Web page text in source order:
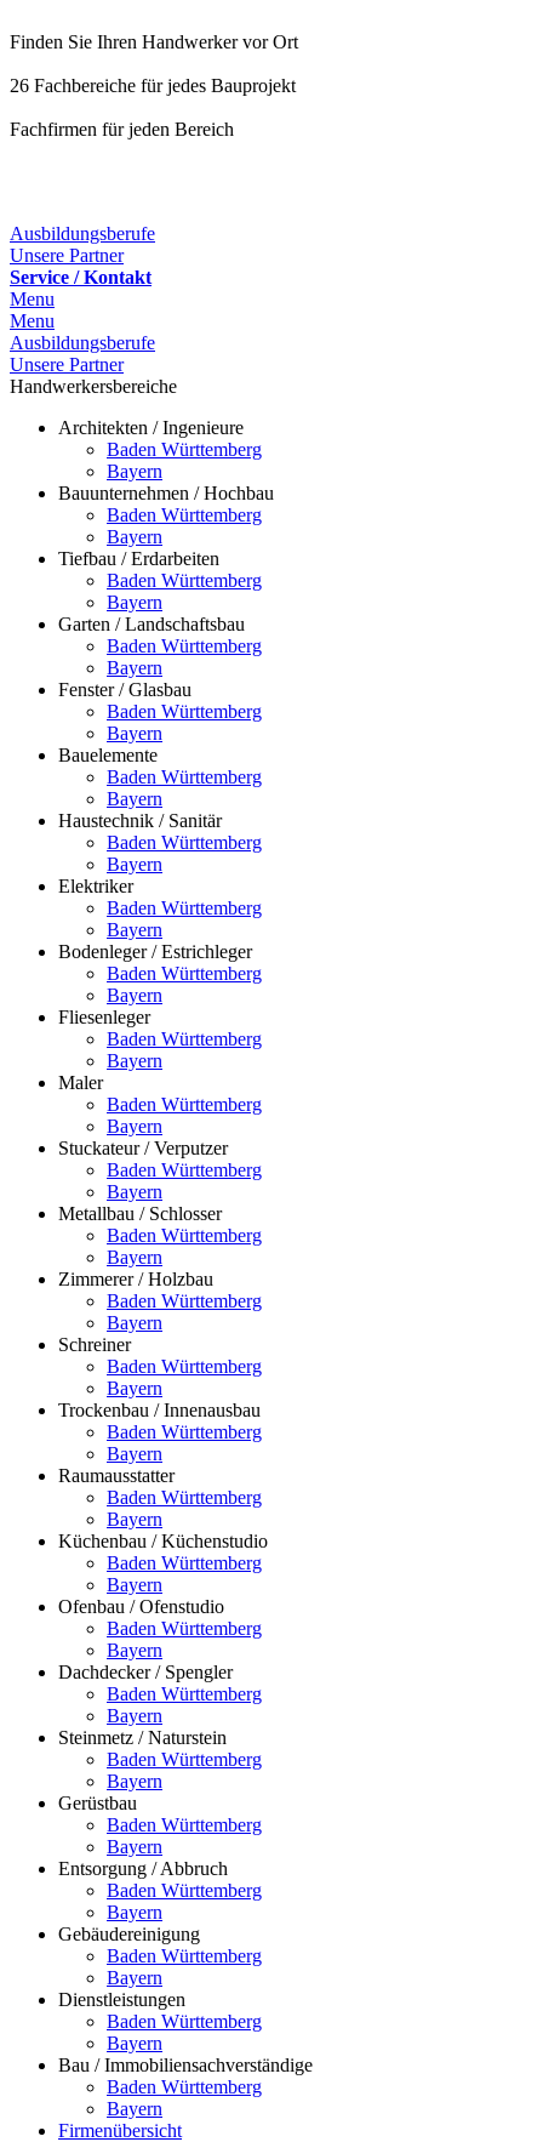
Finden Sie Ihren Handwerker vor Ort
26 Fachbereiche für jedes Bauprojekt
Fachfirmen für jeden Bereich
Ausbildungsberufe
Unsere Partner
Service / Kontakt
Menu
Menu
Ausbildungsberufe
Unsere Partner
Handwerkersbereiche
Architekten / Ingenieure
Baden Württemberg
Bayern
Bauunternehmen / Hochbau
Baden Württemberg
Bayern
Tiefbau / Erdarbeiten
Baden Württemberg
Bayern
Garten / Landschaftsbau
Baden Württemberg
Bayern
Fenster / Glasbau
Baden Württemberg
Bayern
Bauelemente
Baden Württemberg
Bayern
Haustechnik / Sanitär
Baden Württemberg
Bayern
Elektriker
Baden Württemberg
Bayern
Bodenleger / Estrichleger
Baden Württemberg
Bayern
Fliesenleger
Baden Württemberg
Bayern
Maler
Baden Württemberg
Bayern
Stuckateur / Verputzer
Baden Württemberg
Bayern
Metallbau / Schlosser
Baden Württemberg
Bayern
Zimmerer / Holzbau
Baden Württemberg
Bayern
Schreiner
Baden Württemberg
Bayern
Trockenbau / Innenausbau
Baden Württemberg
Bayern
Raumausstatter
Baden Württemberg
Bayern
Küchenbau / Küchenstudio
Baden Württemberg
Bayern
Ofenbau / Ofenstudio
Baden Württemberg
Bayern
Dachdecker / Spengler
Baden Württemberg
Bayern
Steinmetz / Naturstein
Baden Württemberg
Bayern
Gerüstbau
Baden Württemberg
Bayern
Entsorgung / Abbruch
Baden Württemberg
Bayern
Gebäudereinigung
Baden Württemberg
Bayern
Dienstleistungen
Baden Württemberg
Bayern
Bau / Immobiliensachverständige
Baden Württemberg
Bayern
Firmenübersicht